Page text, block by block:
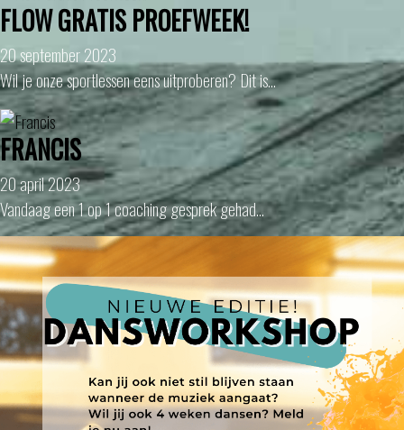
FLOW GRATIS PROEFWEEK!
20 september 2023
Wil je onze sportlessen eens uitproberen? Dit is…
FRANCIS
20 april 2023
Vandaag een 1 op 1 coaching gesprek gehad…